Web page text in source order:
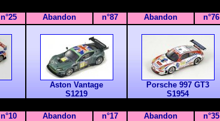
n°25 Abandon n°87 Abandon n°76
Aston Vantage
S1219
Porsche 997 GT3
S1954
n°10 Abandon n°17 Abandon n°35